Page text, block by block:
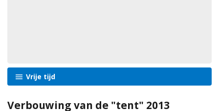
Vrije tijd
Verbouwing van de "tent" 2013